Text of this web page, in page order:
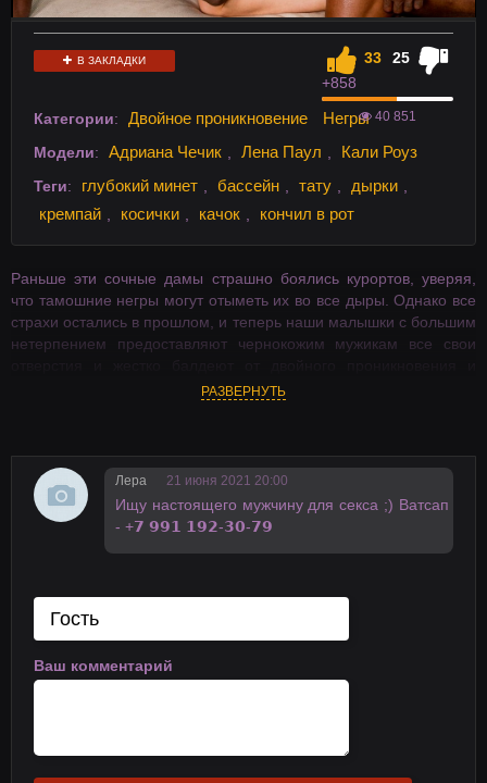
В ЗАКЛАДКИ 33
25
+858
40 851
Категории: Двойное проникновение Негры
Модели: Адриана Чечик Лена Паул Кали Роуз
Теги: глубокий минет бассейн тату дырки
кремпай косички качок кончил в рот
Раньше эти сочные дамы страшно боялись курортов, уверяя,
что тамошние негры могут отыметь их во все дыры. Однако все
страхи остались в прошлом, и теперь наши малышки с большим
нетерпением предоставляют чернокожим мужикам все свои
РАЗВЕРНУТЬ
Лера 21 июня 2021 20:00
Ищy нaстоящего мyжчинy для сексa ;) Ватсaп
- +𝟳 𝟵𝟵𝟭 𝟭𝟵𝟮-𝟯𝟬-𝟳𝟵
Ваш комментарий